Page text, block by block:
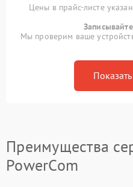
Цены в прайс-листе
Мы проверим ваше
Преимущества
PowerCom